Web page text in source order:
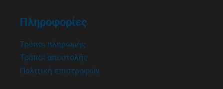
Πληροφορίες
Τρόποι πληρωμής
Τρόποι αποστολής
Πολιτική επιστροφών